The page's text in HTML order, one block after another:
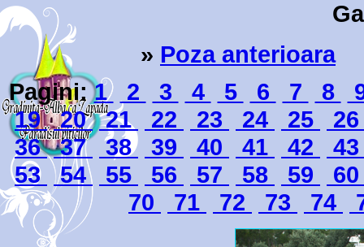
» Poza anterioara
Pagini:1 2 3 4 5 6 7 8
19 20 21 22 23 24 25
36 37 38 39 40 41 42
53 54 55 56 57 58 59
70
71 72 73 74